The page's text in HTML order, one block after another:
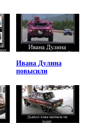
Ивана Дулина
повысили